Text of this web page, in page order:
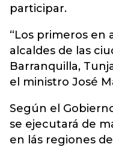
participar.
“Los primeros en
alcaldes de las
Barranquilla,
el ministro José
Según el
se ejecutará de
en lás regiones